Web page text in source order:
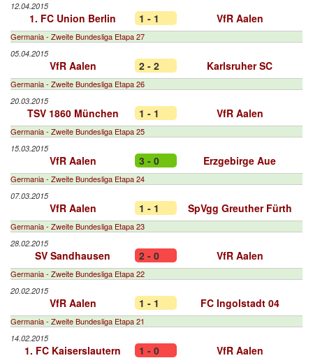
12.04.2015
1. FC Union Berlin 1 - 1 VfR Aalen
Germania - Zweite Bundesliga Etapa 27
05.04.2015
VfR Aalen 2 - 2 Karlsruher SC
Germania - Zweite Bundesliga Etapa 26
20.03.2015
TSV 1860 München 1 - 1 VfR Aalen
Germania - Zweite Bundesliga Etapa 25
15.03.2015
VfR Aalen 3 - 0 Erzgebirge Aue
Germania - Zweite Bundesliga Etapa 24
07.03.2015
VfR Aalen 1 - 1 SpVgg Greuther Fürth
Germania - Zweite Bundesliga Etapa 23
28.02.2015
SV Sandhausen 2 - 0 VfR Aalen
Germania - Zweite Bundesliga Etapa 22
20.02.2015
VfR Aalen 1 - 1 FC Ingolstadt 04
Germania - Zweite Bundesliga Etapa 21
14.02.2015
1. FC Kaiserslautern 1 - 0 VfR Aalen